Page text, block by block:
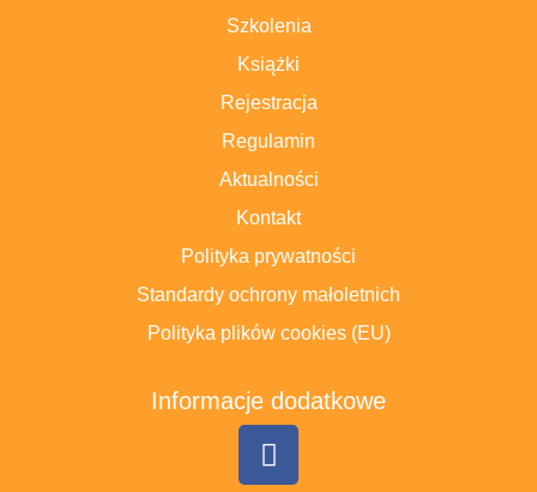
Szkolenia
Książki
Rejestracja
Regulamin
Aktualności
Kontakt
Polityka prywatności
Standardy ochrony małoletnich
Polityka plików cookies (EU)
Informacje dodatkowe